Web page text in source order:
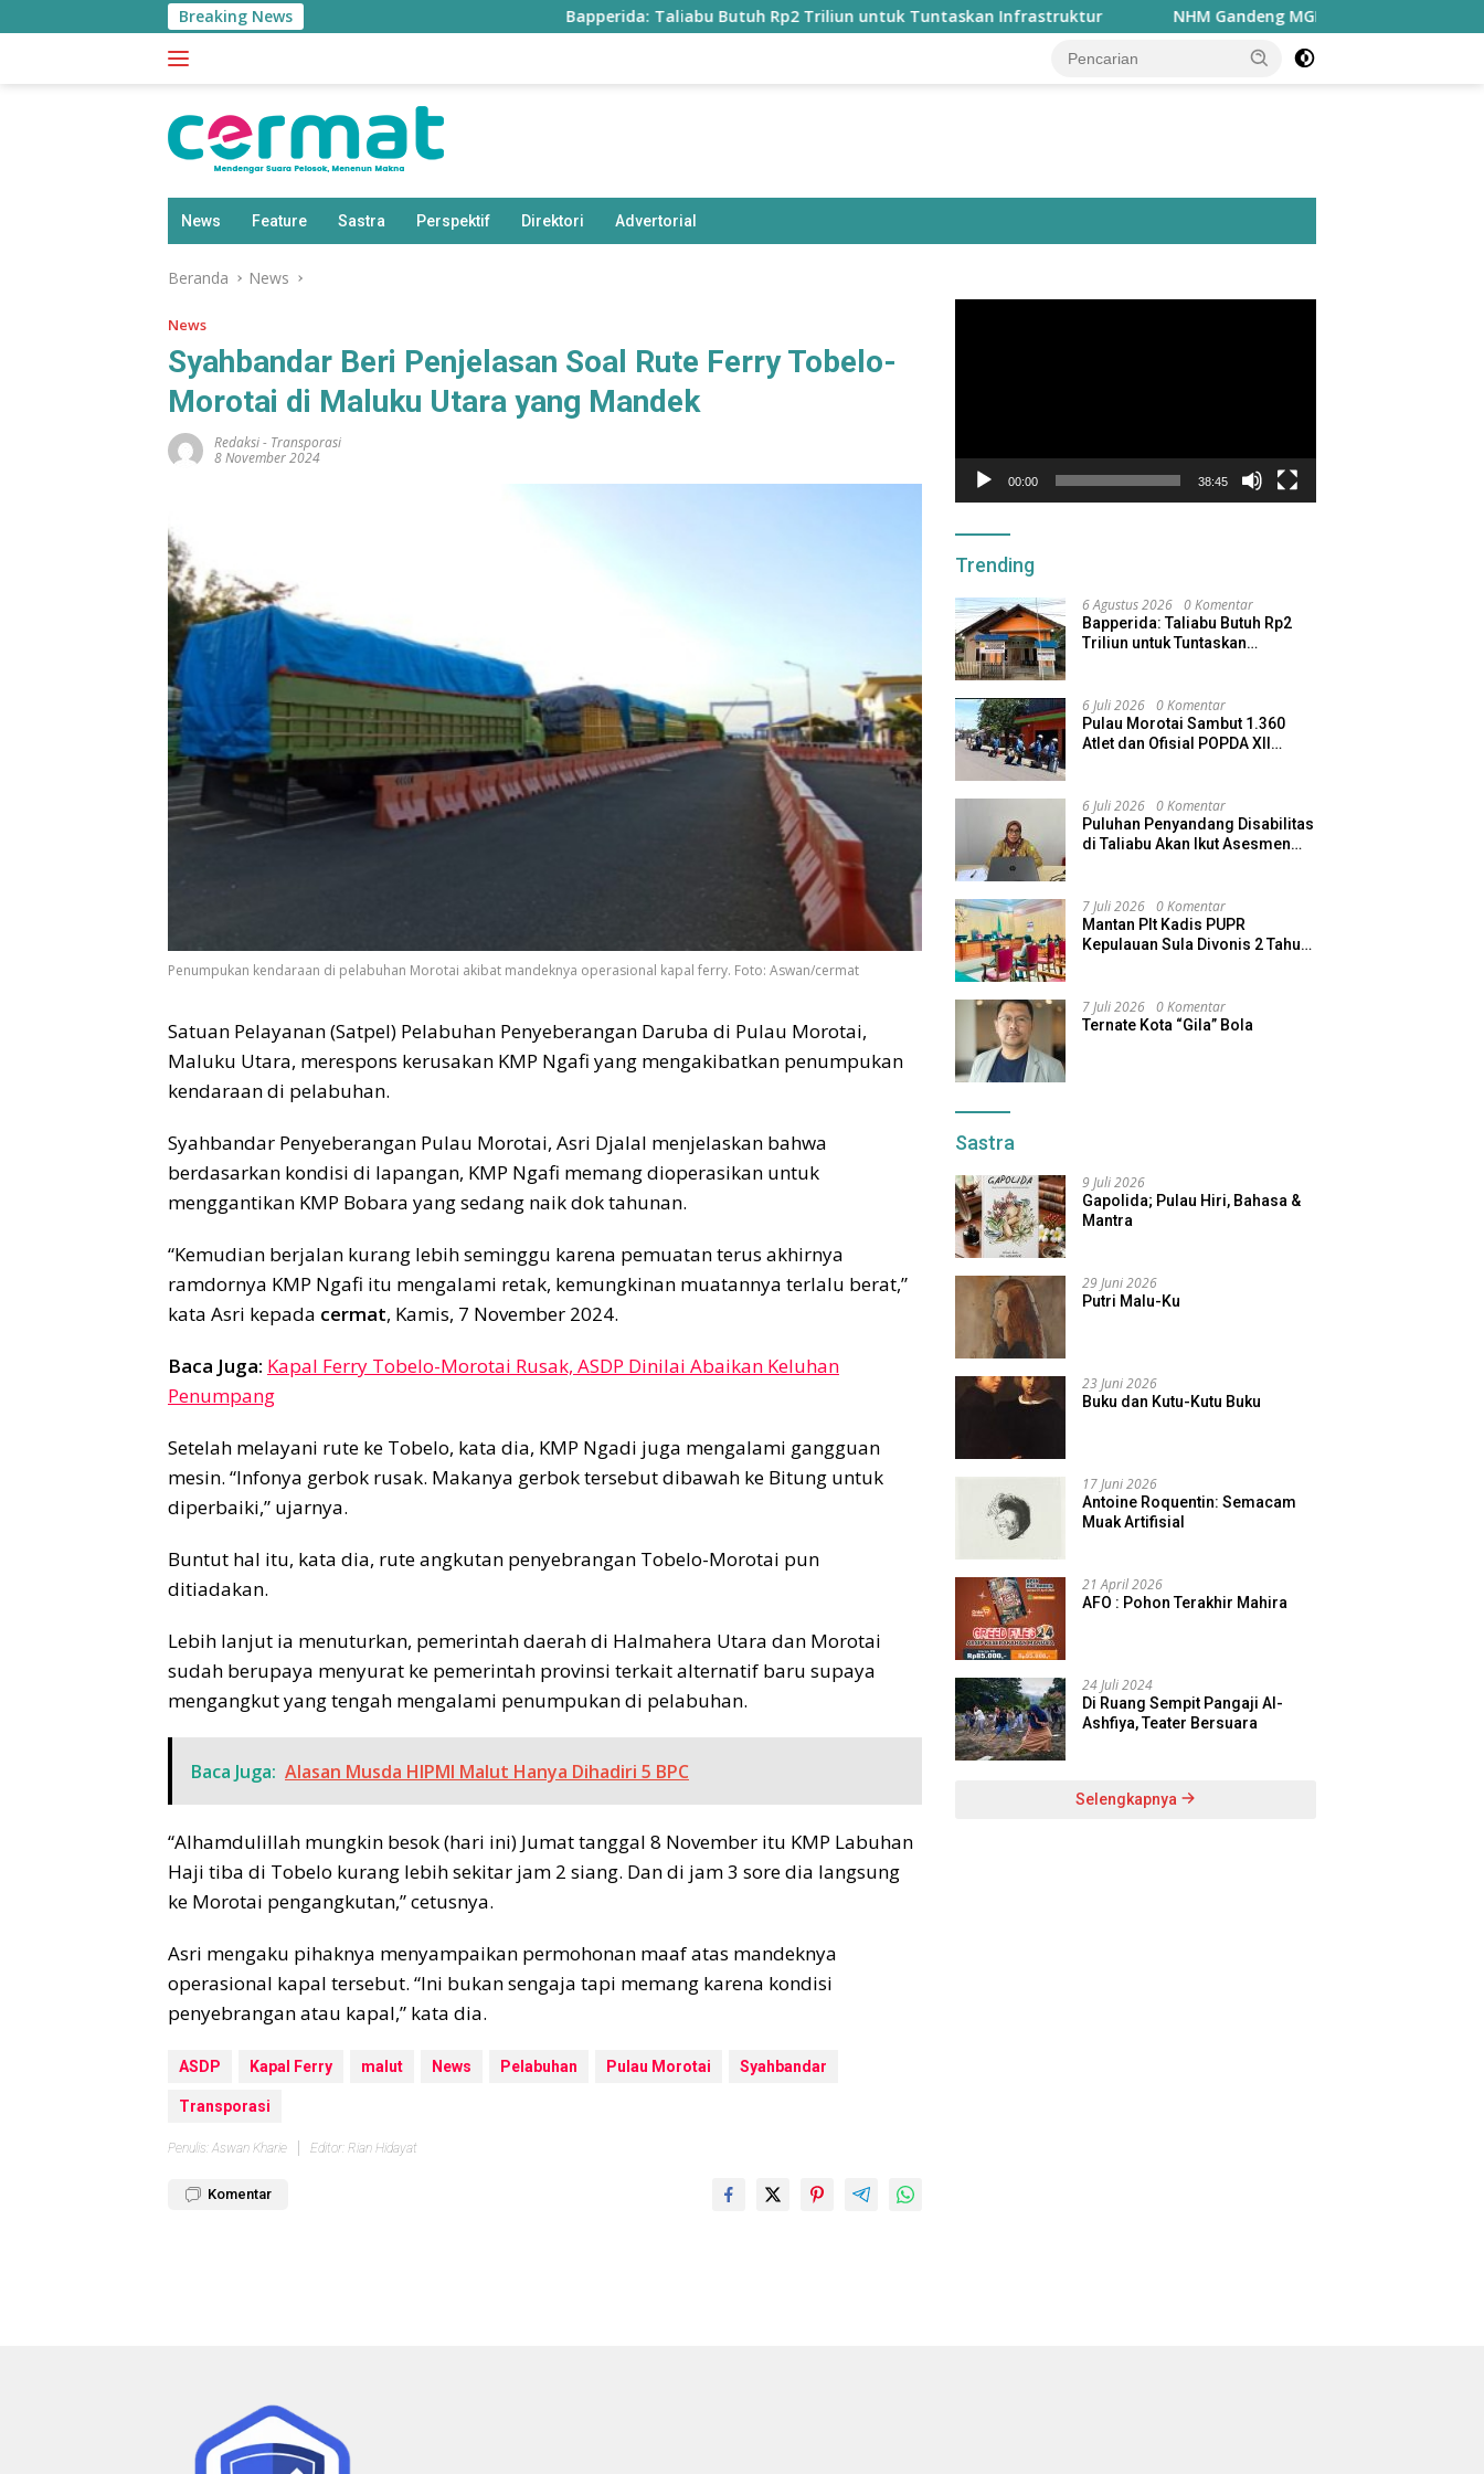
ke
Breaking News Bapperida: Taliabu Butuh Rp2 Triliun untuk Tuntaskan Infrastruktur NHM Gandeng MGEI-SC UNG Bahas Peran
News Feature Sastra Perspektif Direktori Advertorial
Beranda News
News
Syahbandar Beri Penjelasan Soal Rute Ferry Tobelo-
Morotai di Maluku Utara yang Mandek
Redaksi- Transporasi
8 November 2024
Penumpukan kendaraan di pelabuhan Morotai akibat mandeknya operasional kapal ferry. Foto: Aswan/cermat
Satuan Pelayanan (Satpel) Pelabuhan Penyeberangan Daruba di Pulau Morotai,
Maluku Utara, merespons kerusakan KMP Ngafi yang mengakibatkan penumpukan
kendaraan di pelabuhan.
Syahbandar Penyeberangan Pulau Morotai, Asri Djalal menjelaskan bahwa
berdasarkan kondisi di lapangan, KMP Ngafi memang dioperasikan untuk
menggantikan KMP Bobara yang sedang naik dok tahunan.
“Kemudian berjalan kurang lebih seminggu karena pemuatan terus akhirnya
ramdornya KMP Ngafi itu mengalami retak, kemungkinan muatannya terlalu berat,”
kata Asri kepada cermat, Kamis, 7 November 2024.
Baca Juga: Kapal Ferry Tobelo-Morotai Rusak, ASDP Dinilai Abaikan Keluhan
Penumpang
Setelah melayani rute ke Tobelo, kata dia, KMP Ngadi juga mengalami gangguan
mesin. “Infonya gerbok rusak. Makanya gerbok tersebut dibawah ke Bitung untuk
diperbaiki,” ujarnya.
Buntut hal itu, kata dia, rute angkutan penyebrangan Tobelo-Morotai pun
ditiadakan.
Lebih lanjut ia menuturkan, pemerintah daerah di Halmahera Utara dan Morotai
sudah berupaya menyurat ke pemerintah provinsi terkait alternatif baru supaya
mengangkut yang tengah mengalami penumpukan di pelabuhan.
Baca Juga: Alasan Musda HIPMI Malut Hanya Dihadiri 5 BPC
“Alhamdulillah mungkin besok (hari ini) Jumat tanggal 8 November itu KMP Labuhan
Haji tiba di Tobelo kurang lebih sekitar jam 2 siang. Dan di jam 3 sore dia langsung
ke Morotai pengangkutan,” cetusnya.
Asri mengaku pihaknya menyampaikan permohonan maaf atas mandeknya
operasional kapal tersebut. “Ini bukan sengaja tapi memang karena kondisi
penyebrangan atau kapal,” kata dia.
ASDP Kapal Ferry malut News Pelabuhan Pulau Morotai Syahbandar
Transporasi
Penulis: Aswan Kharie Editor: Rian Hidayat
Komentar
00:00 38:45
Trending
6 Agustus 2026 0 Komentar
Bapperida: Taliabu Butuh Rp2
Triliun untuk Tuntaskan
6 Juli 2026 0 Komentar
Pulau Morotai Sambut 1.360
Atlet dan Ofisial POPDA XII
6 Juli 2026 0 Komentar
Puluhan Penyandang Disabilitas
di Taliabu Akan Ikut Asesmen
7 Juli 2026 0 Komentar
Mantan Plt Kadis PUPR
Kepulauan Sula Divonis 2 Tahun
7 Juli 2026 0 Komentar
Ternate Kota “Gila” Bola
Sastra
9 Juli 2026
Gapolida; Pulau Hiri, Bahasa &
Mantra
29 Juni 2026
Putri Malu-Ku
23 Juni 2026
Buku dan Kutu-Kutu Buku
17 Juni 2026
Antoine Roquentin: Semacam
Muak Artifisial
21 April 2026
AFO : Pohon Terakhir Mahira
24 Juli 2024
Di Ruang Sempit Pangaji Al-
Ashfiya, Teater Bersuara
Selengkapnya